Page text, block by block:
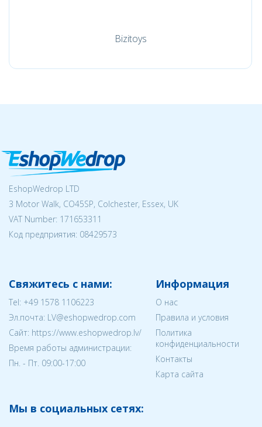
Bizitoys
EshopWedrop LTD
3 Motor Walk, CO45SP, Colchester, Essex, UK
VAT Number: 171653311
Код предприятия: 08429573
Свяжитесь с нами:
Tel: +49 1578 1106223
Эл.почта: LV@eshopwedrop.com
Cайт: https://www.eshopwedrop.lv/
Время работы администрации:
Пн. - Пт. 09:00-17:00
Информация
О нас
Правила и условия
Политика
конфиденциальности
Контакты
Карта сайта
Мы в социальных сетях: